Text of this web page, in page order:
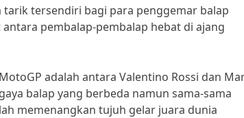
tarik tersendiri bagi para penggemar balap
pembalap-pembalap hebat di ajang
adalah antara Valentino Rossi dan
balap yang berbeda namun sama-sama
memenangkan tujuh gelar juara dunia